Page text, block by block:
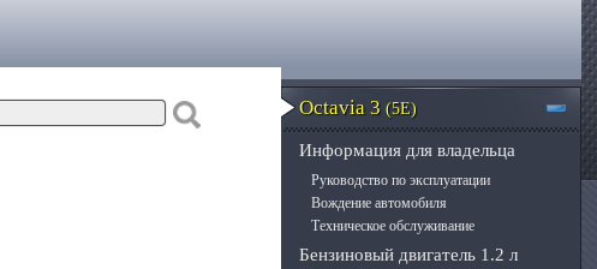
Octavia 3 (5E)
Информация для владельца
Руководство по эксплуатации
Вождение автомобиля
Техническое обслуживание
Бензиновый двигатель 1.2 л